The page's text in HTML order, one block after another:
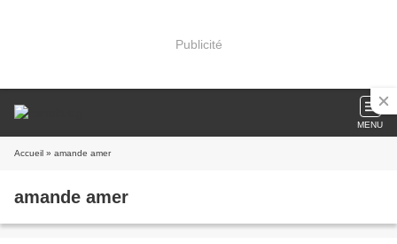
Publicité
MENU
Accueil » amande amer
amande amer